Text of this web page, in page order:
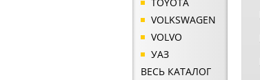
VOLKSWAGEN
VOLVO
УАЗ
ВЕСЬ КАТАЛОГ